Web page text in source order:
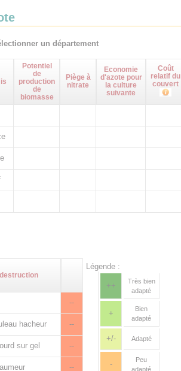
un département
Potentiel
de
production
de
biomasse
Piège à
nitrate
Economie
d'azote pour
la culture
suivante
Coût
relatif du
couvert
--
hacheur --
sur gel --
--
Légende :
++
Très bien
adapté
+
Bien
adapté
+/- Adapté
-
Peu
adapté